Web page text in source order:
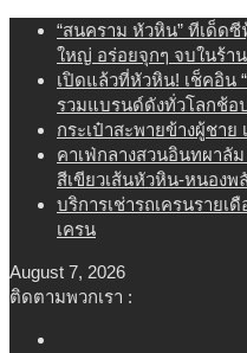
Skip
content
“สนคราม หัวหิน” ทีเด็ด
ใหญ่ อร่อยจุกๆ จบในร้า
เปิดแล้วที่หัวหิน! เช็คอิน
รวมแบรนด์ดังทั่วโลกช้อ
กระเป๋าสะพายข้างผู้ชา
คาเฟ่กลางสวนอินทผาลัม
สีเขียวเส้นหัวหิน-หนอง
บริการเช่ารถเครนรายเ
เครน
August 7, 2026
ติดตามพวกเรา :